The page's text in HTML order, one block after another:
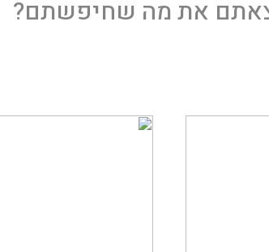
את מה שחיפשתם?